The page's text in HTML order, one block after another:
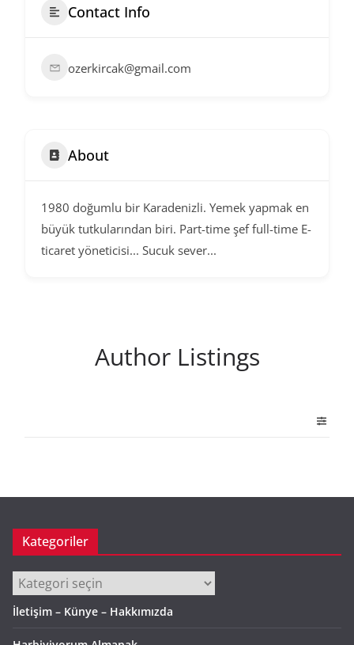
Contact Info
ozerkircak@gmail.com
About
1980 doğumlu bir Karadenizli. Yemek yapmak en
büyük tutkularından biri. Part-time şef full-time E-
ticaret yöneticisi... Sucuk sever...
Author Listings
Kategoriler
Kategoriler
İletişim – Künye – Hakkımızda